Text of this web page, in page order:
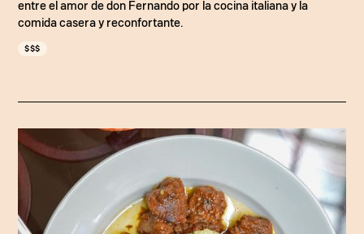
entre el amor de don Fernando por la cocina italiana y la
comida casera y reconfortante.
$$$